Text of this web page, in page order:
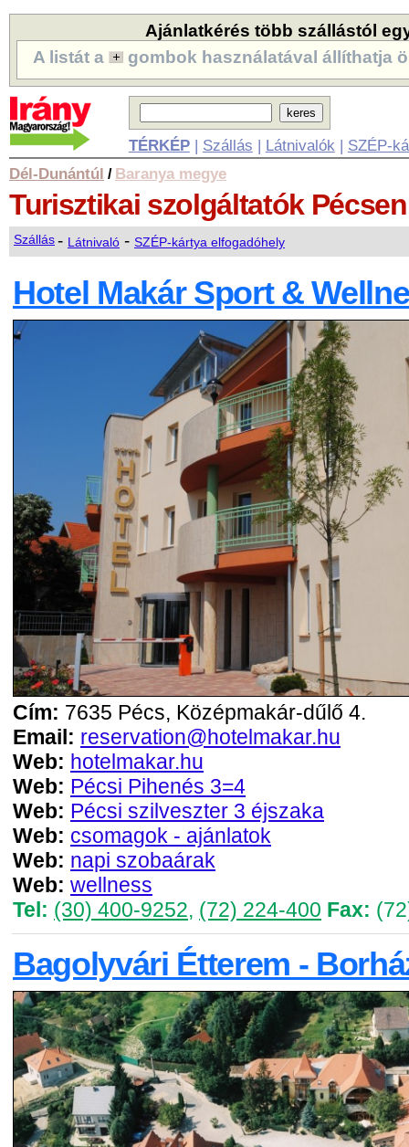
Ajánlatkérés több szállástól
A listát a
gombok használatával állíthatja
TÉRKÉP| Szállás | Látnivalók | SZÉP-
Dél-Dunántúl / Baranya megye
Turisztikai szolgáltatók Pécsen
Szállás- Látnivaló - SZÉP-kártya elfogadóhely
Hotel Makár Sport &
Cím: 7635 Pécs, Középmakár-dűlő 4.
Email: reservation@hotelmakar.hu
Web: hotelmakar.hu
Web: Pécsi Pihenés 3=4
Web: Pécsi szilveszter 3 éjszaka
Web: csomagok - ajánlatok
Web: napi szobaárak
Web: wellness
Tel: (30) 400-9252, (72) 224-400 Fax:
Bagolyvári Étterem -